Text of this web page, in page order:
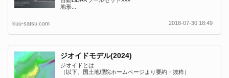
地形...
kuu-satsu.com 2018-07-30 18:49
ジオイドモデル(2024)
ジオイドとは
（以下、国土地理院ホームページより要約・抜粋）